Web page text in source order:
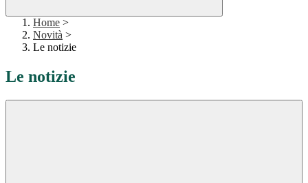
Home >
Novità >
Le notizie
Le notizie